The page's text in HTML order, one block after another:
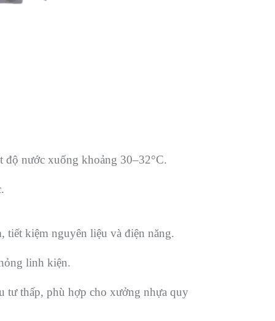
nước xuống khoảng 30–32°C.
tiết kiệm nguyên liệu và điện năng.
linh kiện.
tư thấp, phù hợp cho xưởng nhựa quy